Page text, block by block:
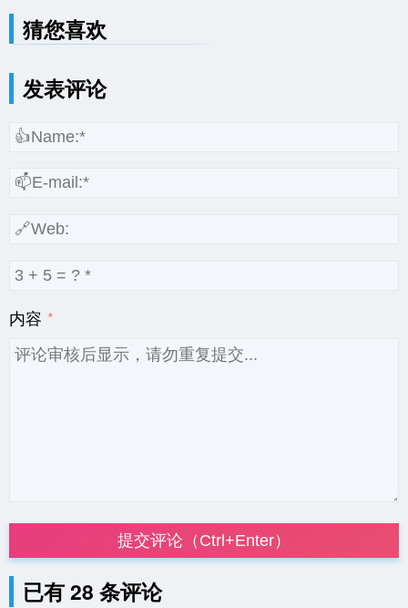
猜您喜欢
发表评论
内容
提交评论（Ctrl+Enter）
已有 28 条评论